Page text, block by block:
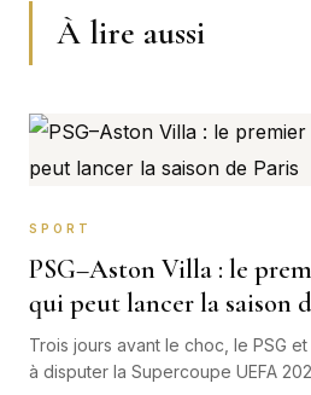
À lire aussi
SPORT
PSG–Aston Villa : le
qui peut lancer la saison
Trois jours avant le choc, le PSG
à disputer la Supercoupe UEFA